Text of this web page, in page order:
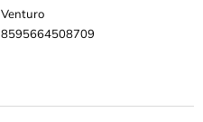
Venturo
8595664508709